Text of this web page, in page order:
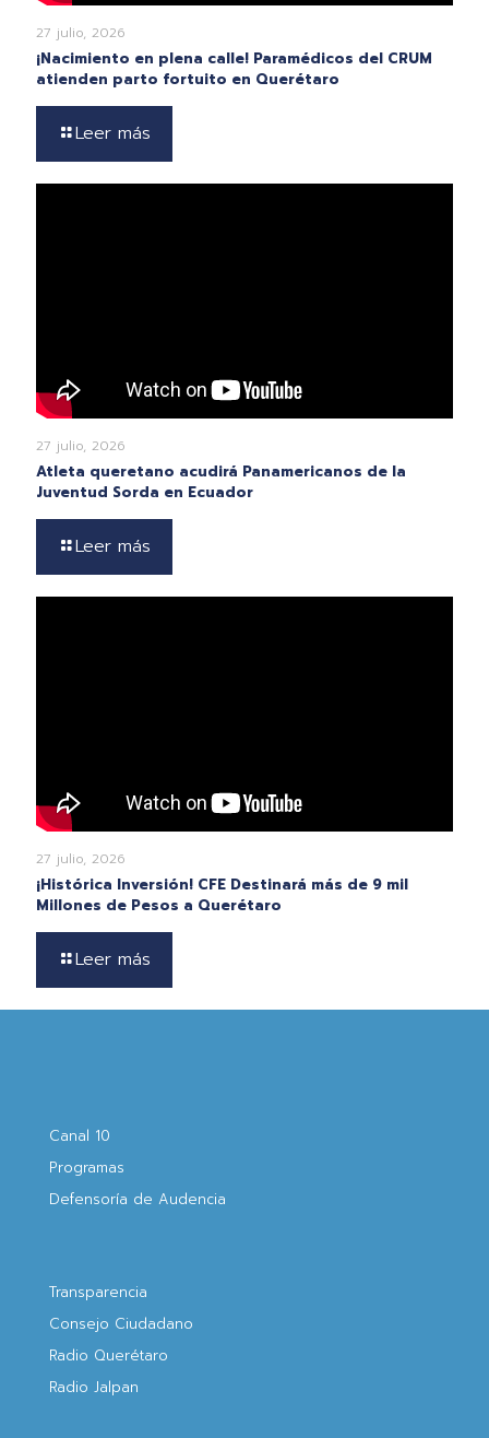
27 julio, 2026
¡Nacimiento en plena calle! Paramédicos del CRUM
atienden parto fortuito en Querétaro
Leer más
27 julio, 2026
Atleta queretano acudirá Panamericanos de la
Juventud Sorda en Ecuador
Leer más
27 julio, 2026
¡Histórica Inversión! CFE Destinará más de 9 mil
Millones de Pesos a Querétaro
Leer más
Canal 10
Programas
Defensoría de Audencia
Transparencia
Consejo Ciudadano
Radio Querétaro
Radio Jalpan